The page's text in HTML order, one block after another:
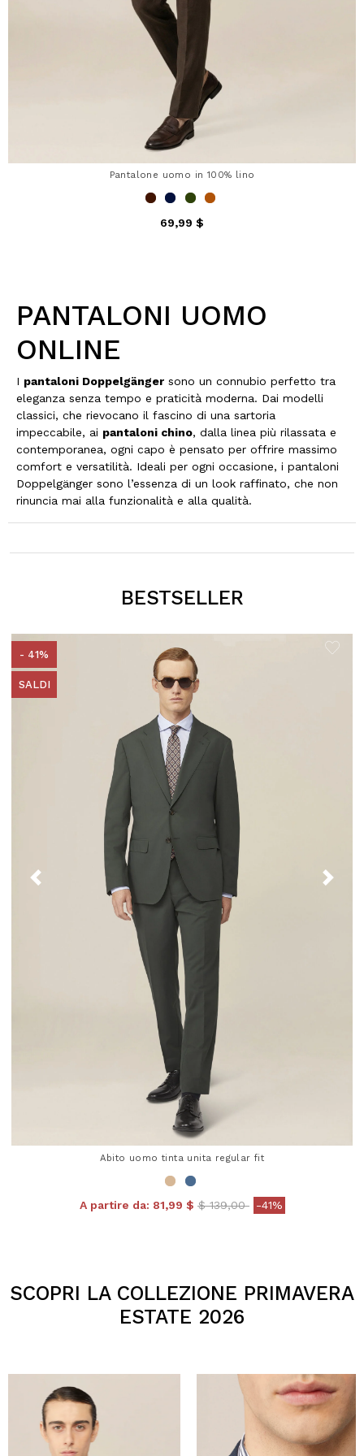
Pantalone uomo in 100% lino
69,99 $
PANTALONI UOMO
ONLINE
I pantaloni Doppelgänger sono un connubio perfetto tra
eleganza senza tempo e praticità moderna. Dai modelli
classici, che rievocano il fascino di una sartoria
impeccabile, ai pantaloni chino, dalla linea più rilassata e
contemporanea, ogni capo è pensato per offrire massimo
comfort e versatilità. Ideali per ogni occasione, i pantaloni
Doppelgänger sono l’essenza di un look raffinato, che non
rinuncia mai alla funzionalità e alla qualità.
BESTSELLER
- 41%
SALDI
Abito uomo tinta unita regular fit
A partire da: 81,99 $ Price reduced from
$ 139,00to-41%
SCOPRI LA COLLEZIONE PRIMAVERA
ESTATE 2026